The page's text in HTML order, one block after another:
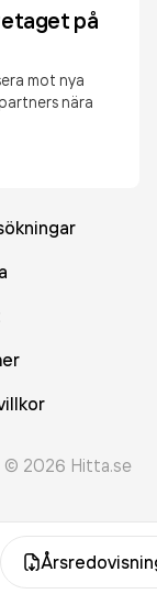
på
mot nya
nära
© 2026 Hitta.se